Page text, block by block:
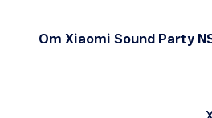
Om Xiaomi Sound Party